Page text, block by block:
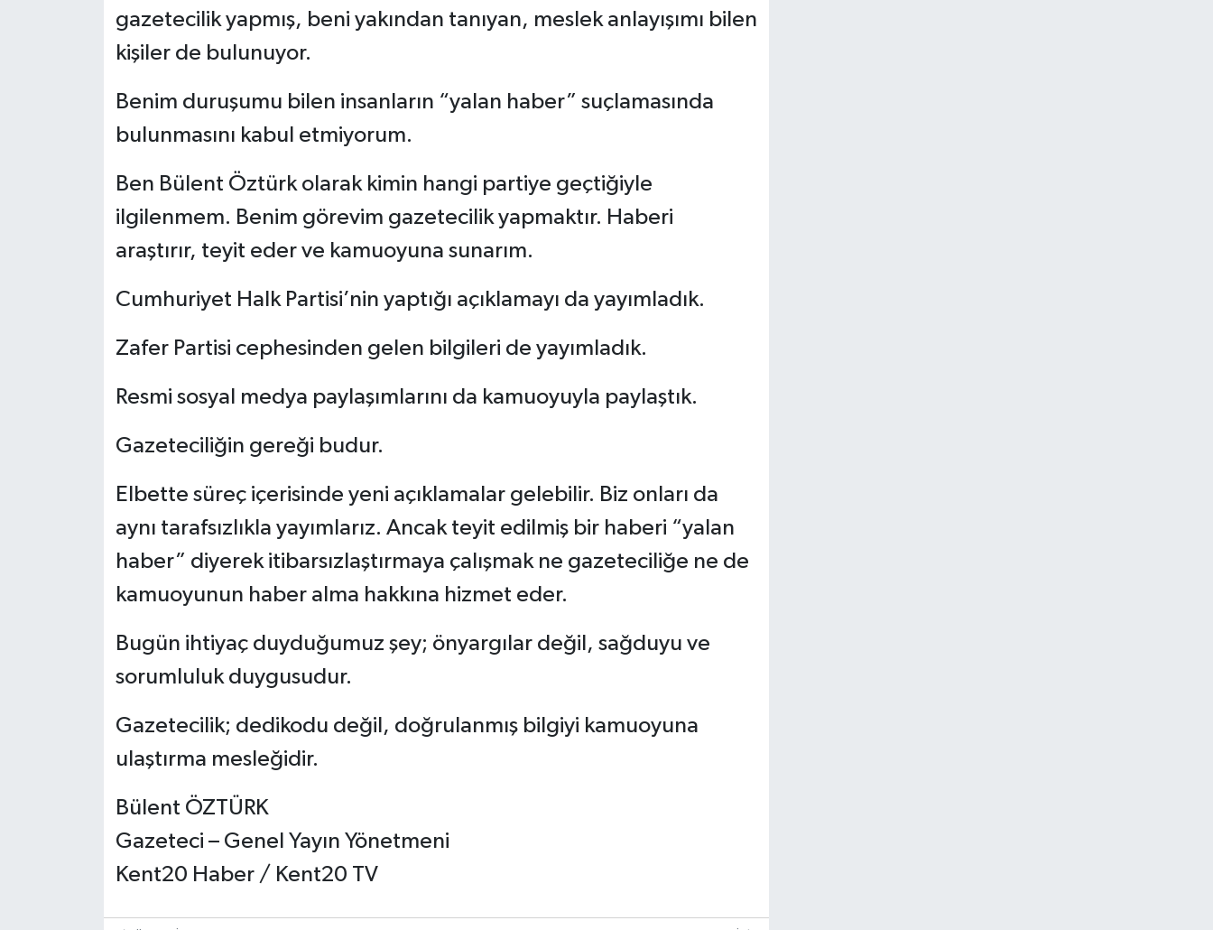
gazetecilik yapmış, beni yakından tanıyan, meslek anlayışımı bilen
kişiler de bulunuyor.
Benim duruşumu bilen insanların “yalan haber” suçlamasında
bulunmasını kabul etmiyorum.
Ben Bülent Öztürk olarak kimin hangi partiye geçtiğiyle
ilgilenmem. Benim görevim gazetecilik yapmaktır. Haberi
araştırır, teyit eder ve kamuoyuna sunarım.
Cumhuriyet Halk Partisi’nin yaptığı açıklamayı da yayımladık.
Zafer Partisi cephesinden gelen bilgileri de yayımladık.
Resmi sosyal medya paylaşımlarını da kamuoyuyla paylaştık.
Gazeteciliğin gereği budur.
Elbette süreç içerisinde yeni açıklamalar gelebilir. Biz onları da
aynı tarafsızlıkla yayımlarız. Ancak teyit edilmiş bir haberi “yalan
haber” diyerek itibarsızlaştırmaya çalışmak ne gazeteciliğe ne de
kamuoyunun haber alma hakkına hizmet eder.
Bugün ihtiyaç duyduğumuz şey; önyargılar değil, sağduyu ve
sorumluluk duygusudur.
Gazetecilik; dedikodu değil, doğrulanmış bilgiyi kamuoyuna
ulaştırma mesleğidir.
Bülent ÖZTÜRK
Gazeteci – Genel Yayın Yönetmeni
Kent20 Haber / Kent20 TV